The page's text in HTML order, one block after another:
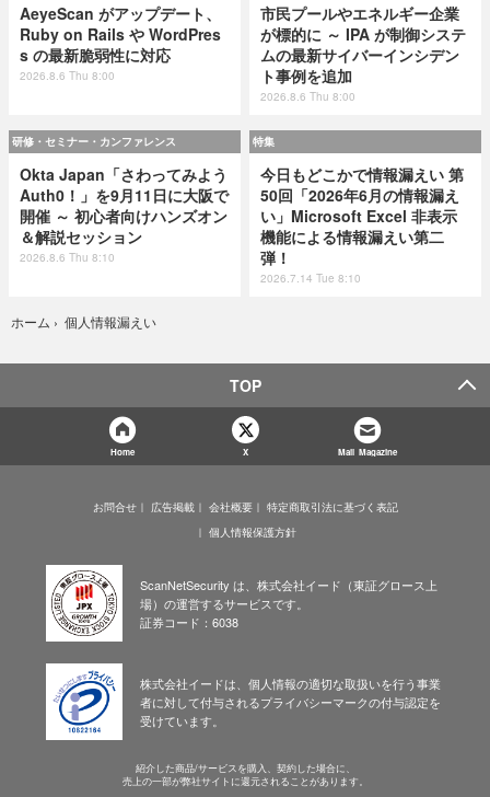
AeyeScan がアップデート、
Ruby on Rails や WordPres
s の最新脆弱性に対応
2026.8.6 Thu 8:00
市民プールやエネルギー企業
が標的に ～ IPA が制御システ
ムの最新サイバーインシデン
ト事例を追加
2026.8.6 Thu 8:00
研修・セミナー・カンファレンス
Okta Japan「さわってみよう
Auth0！」を9月11日に大阪で
開催 ～ 初心者向けハンズオン
＆解説セッション
2026.8.6 Thu 8:10
特集
今日もどこかで情報漏えい 第
50回「2026年6月の情報漏え
い」Microsoft Excel 非表示
機能による情報漏えい第二
弾！
2026.7.14 Tue 8:10
ホーム › 個人情報漏えい
TOP
Home X Mail Magazine
お問合せ 広告掲載 会社概要
特定商取引法に基づく表記
個人情報保護方針
ScanNetSecurity は、株式会社イード（東証グロース上
場）の運営するサービスです。
証券コード：6038
株式会社イードは、個人情報の適切な取扱いを行う事業
者に対して付与されるプライバシーマークの付与認定を
受けています。
紹介した商品/サービスを購入、契約した場合に、
売上の一部が弊社サイトに還元されることがあります。